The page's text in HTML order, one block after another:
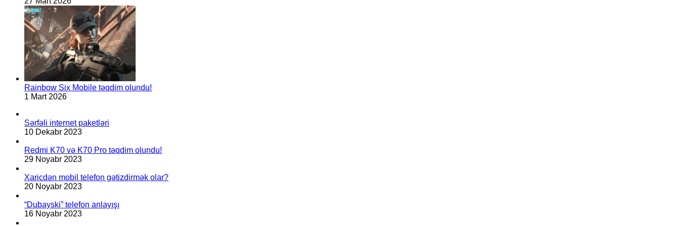
Rainbow Six Mobile təqdim olundu!
1 Mart 2026
Sərfəli internet paketləri
10 Dekabr 2023
Redmi K70 və K70 Pro təqdim olundu!
29 Noyabr 2023
Xaricdən mobil telefon gətizdirmək olar?
20 Noyabr 2023
“Dubayski” telefon anlayışı
16 Noyabr 2023